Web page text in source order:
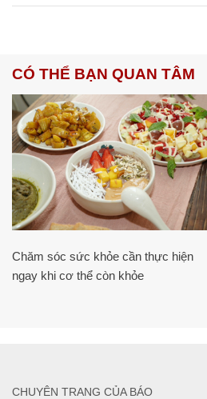
CÓ THỂ BẠN QUAN TÂM
Chăm sóc sức khỏe cần thực hiện
ngay khi cơ thể còn khỏe
CHUYÊN TRANG CỦA BÁO